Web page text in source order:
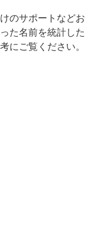
のサポートなどお
た名前を統計した
にご覧ください。